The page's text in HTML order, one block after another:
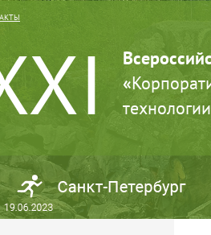
«